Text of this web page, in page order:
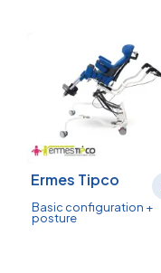
Ermes Tipco
Basic configuration +
posture